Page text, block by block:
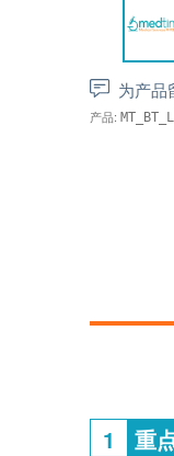
为产品
产品:
1 重